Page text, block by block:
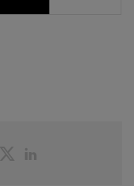
PartagerPartager